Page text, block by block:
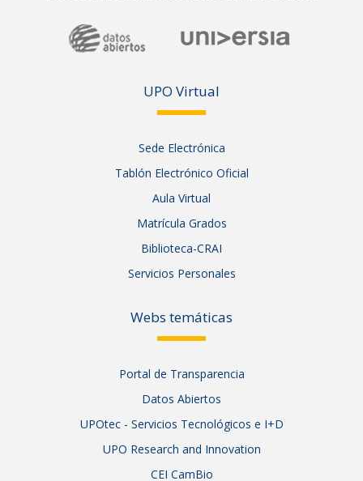
UPO Virtual
Sede Electrónica
Tablón Electrónico Oficial
Aula Virtual
Matrícula Grados
Biblioteca-CRAI
Servicios Personales
Webs temáticas
Portal de Transparencia
Datos Abiertos
UPOtec - Servicios Tecnológicos e I+D
UPO Research and Innovation
CEI CamBio